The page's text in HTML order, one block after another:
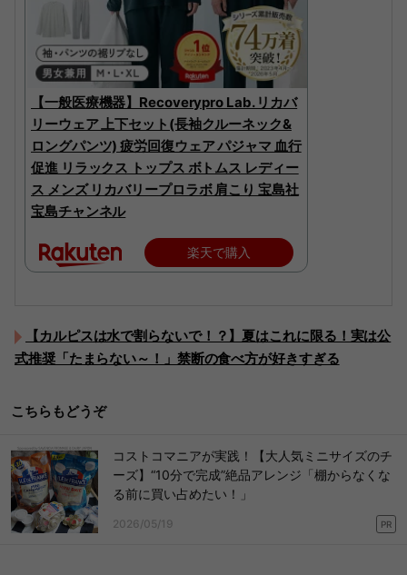
【一般医療機器】Recoverypro Lab. リカバ
リーウェア 上下セット(長袖クルーネック&
ロングパンツ) 疲労回復ウェア パジャマ 血行
促進 リラックス トップス ボトムス レディー
ス メンズ リカバリープロラボ 肩こり 宝島社
宝島チャンネル
楽天で購入
【カルピスは水で割らないで！？】夏はこれに限る！実は公
式推奨「たまらない～！」禁断の食べ方が好きすぎる
こちらもどうぞ
コストコマニアが実践！【大人気ミニサイズのチ
ーズ】“10分で完成”絶品アレンジ「棚からなくな
る前に買い占めたい！」
2026/05/19 PR